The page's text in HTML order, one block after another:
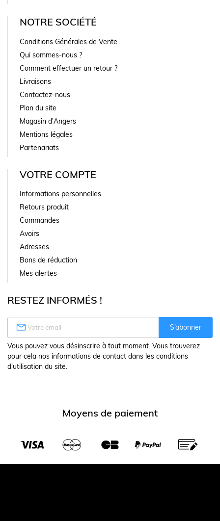
NOTRE SOCIÉTÉ
Conditions Générales de Vente
Qui sommes-nous ?
Comment effectuer un retour ?
Livraisons
Contactez-nous
Plan du site
Magasin d'Angers
Mentions légales
Partenariats
VOTRE COMPTE
Informations personnelles
Retours produit
Commandes
Avoirs
Adresses
Bons de réduction
Mes alertes
RESTEZ INFORMÉS !
 S’abonner
Vous pouvez vous désinscrire à tout moment. Vous trouverez
pour cela nos informations de contact dans les conditions
d'utilisation du site.
Moyens de paiement